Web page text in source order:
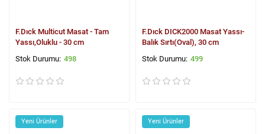
F.Dıck Multicut Masat - Tam
Yassı,Oluklu - 30 cm
498
F.Dıck DICK2000 Masat Yassı-
Balık Sırtı(Oval), 30 cm
499
Yeni Ürünler Yeni Ürünler